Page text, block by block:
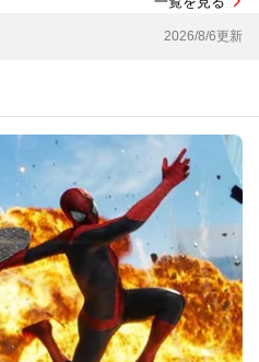
2026/8/6更新